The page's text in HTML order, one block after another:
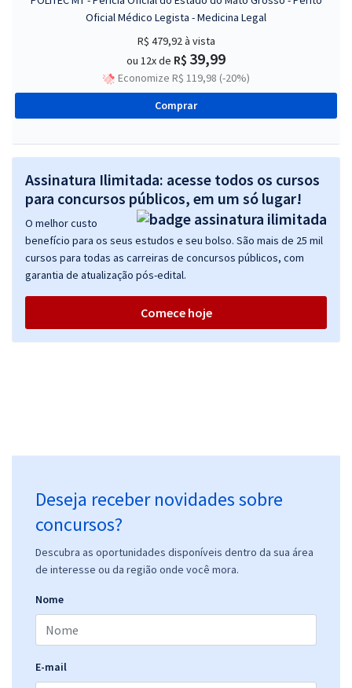
Oficial Médico Legista - Medicina Legal
R$ 479,92à vista
ou 12x de R$ 39,99
Economize R$ 119,98 (-20%)
Comprar
Assinatura Ilimitada: acesse todos os cursos
para concursos públicos, em um só lugar!
O melhor custo
benefício para os seus estudos e seu bolso. São mais de 25 mil
cursos para todas as carreiras de concursos públicos, com
garantia de atualização pós-edital.
Comece hoje
Deseja receber novidades sobre
concursos?
Descubra as oportunidades disponíveis dentro da sua área
de interesse ou da região onde você mora.
Nome
E-mail